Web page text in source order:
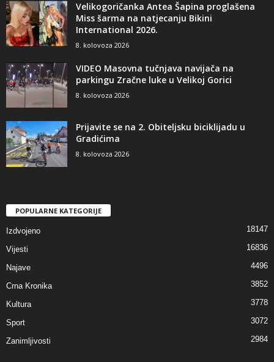
Velikogoričanka Antea Šapina proglašena
Miss šarma na natjecanju Bikini
International 2026.
8. kolovoza 2026
VIDEO Masovna tučnjava navijača na
parkingu Zračne luke u Velikoj Gorici
8. kolovoza 2026
Prijavite se na 2. Obiteljsku biciklijadu u
Gradićima
8. kolovoza 2026
POPULARNE KATEGORIJE
Izdvojeno 18147
Vijesti 16836
Najave 4496
Crna Kronika 3852
Kultura 3778
Sport 3072
Zanimljivosti 2984